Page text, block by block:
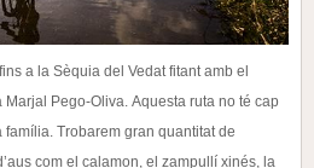
a la Sèquia del Vedat fitant amb el
Marjal Pego-Oliva. Aquesta ruta no té cap
Trobarem gran quantitat de
com el calamon, el zampullí xinés, la